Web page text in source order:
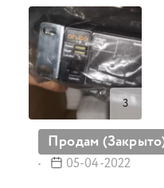
3
Продам
05-04-2022